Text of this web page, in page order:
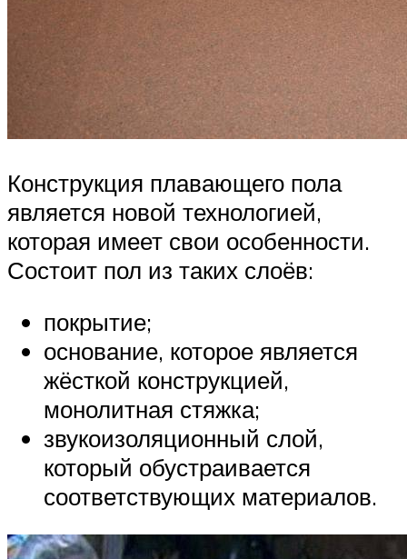
Конструкция плавающего пола
является новой технологией,
которая имеет свои особенности.
Состоит пол из таких слоёв:
покрытие;
основание, которое является
жёсткой конструкцией,
монолитная стяжка;
звукоизоляционный слой,
который обустраивается
соответствующих материалов.